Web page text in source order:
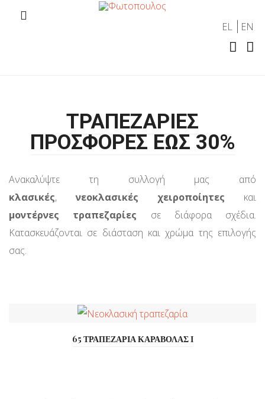
EL EN
ΤΡΑΠΕΖΑΡΙΕΣ
ΠΡΟΣΦΟΡΕΣ ΕΩΣ 30%
Ανακαλύψτε τη συλλογή μας από
κλασικές, νεοκλασικές χειροποίητες και
μοντέρνες τραπεζαρίες σε διάφορα σχέδια.
Κατασκευάζονται σε διάσταση και χρώμα της επιλογής
σας.
65 ΤΡΑΠΕΖΑΡΙΑ ΚΑΡΑΒΟΛΑΣ Ι